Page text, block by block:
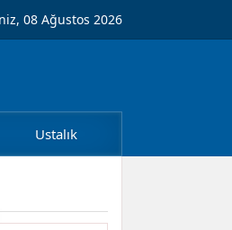
08 Ağustos 2026
Ustalık